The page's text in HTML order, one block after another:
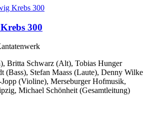
300
Britta Schwarz (Alt), Tobias Hunger
(Bass), Stefan Maass (Laute), Denny Wilke
(Violine), Merseburger Hofmusik,
Michael Schönheit (Gesamtleitung)